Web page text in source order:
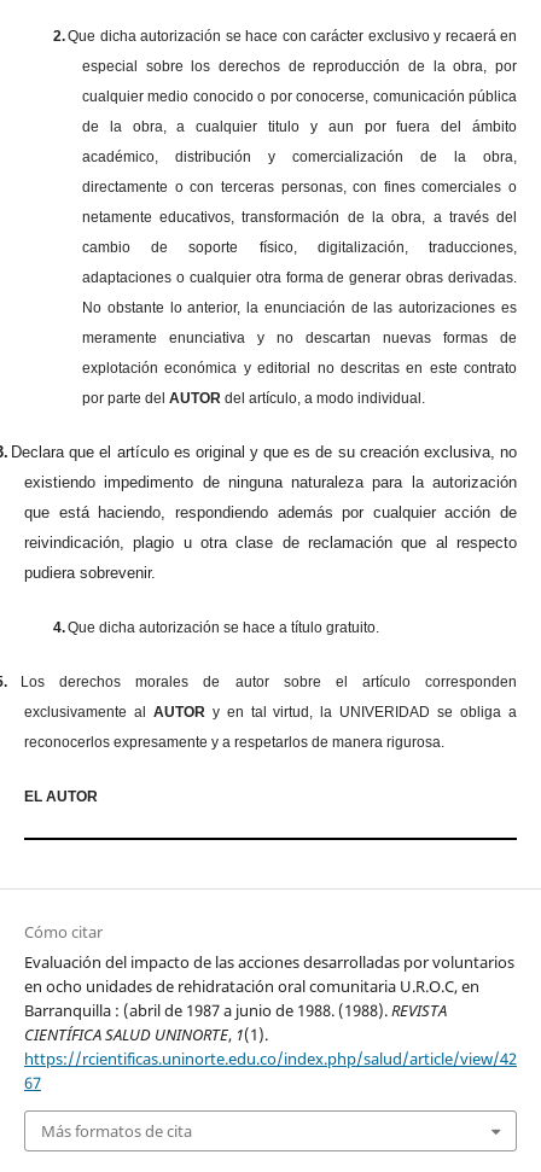
2.Que dicha autorización se hace con carácter exclusivo y recaerá en
especial sobre los derechos de reproducción de la obra, por
cualquier medio conocido o por conocerse, comunicación pública
de la obra, a cualquier titulo y aun por fuera del ámbito
académico, distribución y comercialización de la obra,
directamente o con terceras personas, con fines comerciales o
netamente educativos, transformación de la obra, a través del
cambio de soporte físico, digitalización, traducciones,
adaptaciones o cualquier otra forma de generar obras derivadas.
No obstante lo anterior, la enunciación de las autorizaciones es
meramente enunciativa y no descartan nuevas formas de
explotación económica y editorial no descritas en este contrato
por parte del AUTORdel artículo, a modo individual.
Declara que el artículo es original y que es de su creación exclusiva, no
existiendo impedimento de ninguna naturaleza para la autorización
que está haciendo, respondiendo además por cualquier acción de
reivindicación, plagio u otra clase de reclamación que al respecto
pudiera sobrevenir.
4.Que dicha autorización se hace a título gratuito.
Los derechos morales de autor sobre el artículo corresponden
exclusivamente al AUTOR y en tal virtud, la UNIVERIDAD se obliga a
reconocerlos expresamente y a respetarlos de manera rigurosa.
EL AUTOR
Cómo citar
Evaluación del impacto de las acciones desarrolladas por voluntarios
en ocho unidades de rehidratación oral comunitaria U.R.O.C, en
Barranquilla : (abril de 1987 a junio de 1988. (1988).REVISTA
CIENTÍFICA SALUD UNINORTE, 1(1).
https://rcientificas.uninorte.edu.co/index.php/salud/article/view/42
67
Más formatos de cita